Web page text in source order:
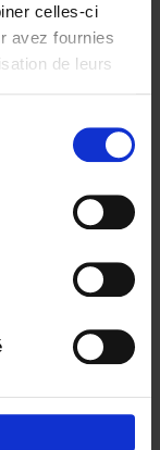
celles-ci
avez fournies
de leurs
Building